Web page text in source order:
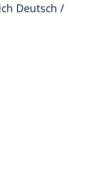
Deutsch /